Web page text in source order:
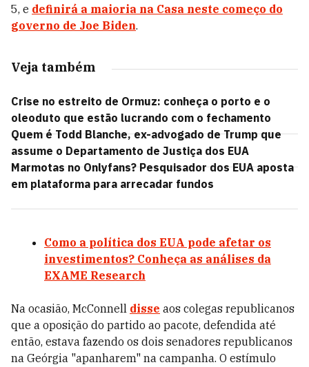
5, e definirá a maioria na Casa neste começo do
governo de Joe Biden.
Veja também
Crise no estreito de Ormuz: conheça o porto e o
oleoduto que estão lucrando com o fechamento
Quem é Todd Blanche, ex-advogado de Trump que
assume o Departamento de Justiça dos EUA
Marmotas no Onlyfans? Pesquisador dos EUA aposta
em plataforma para arrecadar fundos
Como a política dos EUA pode afetar os
investimentos? Conheça as análises da
EXAME Research
Na ocasião, McConnell disse aos colegas republicanos
que a oposição do partido ao pacote, defendida até
então, estava fazendo os dois senadores republicanos
na Geórgia "apanharem" na campanha. O estímulo